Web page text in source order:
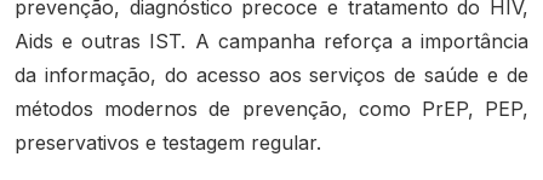
prevenção, diagnóstico precoce e tratamento do HIV,
Aids e outras IST. A campanha reforça a importância
da informação, do acesso aos serviços de saúde e de
métodos modernos de prevenção, como PrEP, PEP,
preservativos e testagem regular.